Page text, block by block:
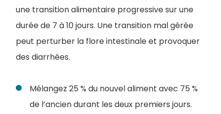
une transition alimentaire progressive sur une
durée de 7 à 10 jours. Une transition mal gérée
peut perturber la flore intestinale et provoquer
des diarrhées.
Mélangez 25 % du nouvel aliment avec 75 %
de l’ancien durant les deux premiers jours.